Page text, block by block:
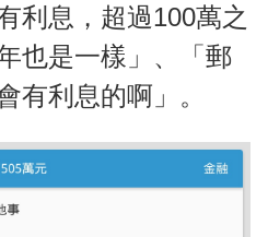
利息，超過100萬之
也是一樣」、「郵
有利息的啊」。